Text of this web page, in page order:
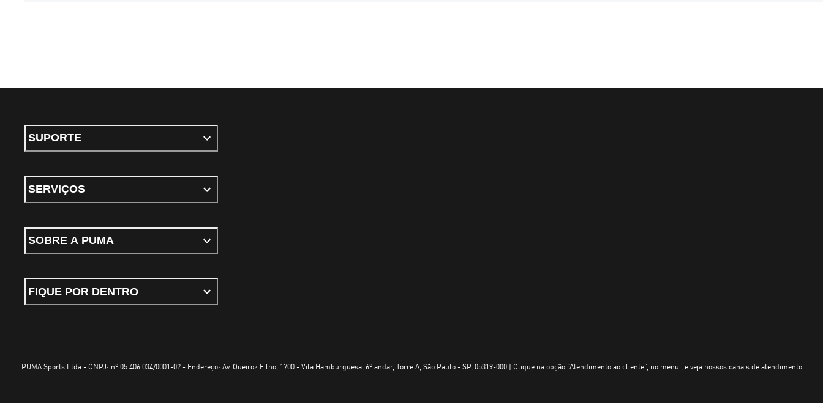
SUPORTE
SERVIÇOS
SOBRE A PUMA
FIQUE POR DENTRO
PUMA Sports Ltda - CNPJ: nº 05.406.034/0001-02 - Endereço: Av. Queiroz Filho, 1700 - Vila Hamburguesa, 6º andar, Torre A, São Paulo - SP, 05319-000 | Clique na opção “Atendimento ao cliente”, no menu , e veja nossos canais de atendimento